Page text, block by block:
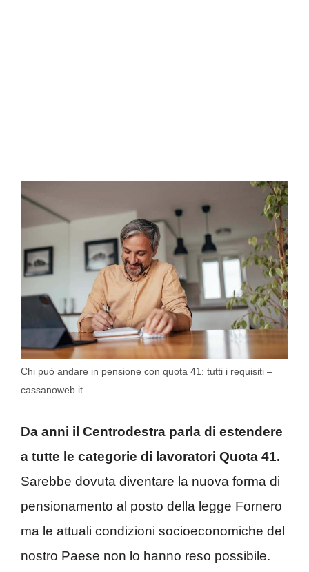
Chi può andare in pensione con quota 41: tutti i requisiti –
cassanoweb.it
Da anni il Centrodestra parla di estendere
a tutte le categorie di lavoratori Quota 41.
Sarebbe dovuta diventare la nuova forma di
pensionamento al posto della legge Fornero
ma le attuali condizioni socioeconomiche del
nostro Paese non lo hanno reso possibile.